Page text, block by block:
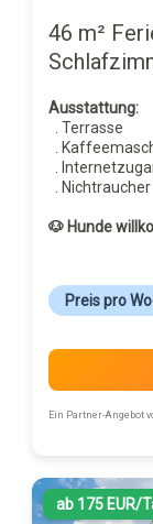
46 m²
Ausstattung:
. Terrasse
.
.
. Nichtraucher
🐶 Hunde
Preis pro
Ein Partner-Angebot
ab 175 EUR/